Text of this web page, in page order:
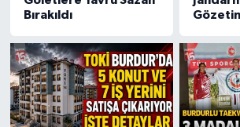
Bırakıldı